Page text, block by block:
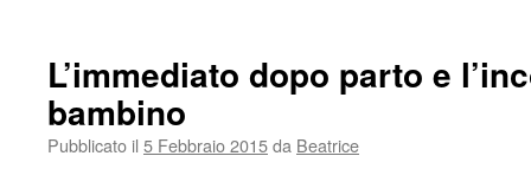
L’immediato dopo parto e
bambino
Pubblicato il 5 Febbraio 2015da Beatrice